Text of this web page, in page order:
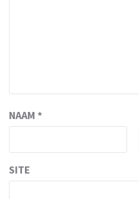
NAAM *
SITE